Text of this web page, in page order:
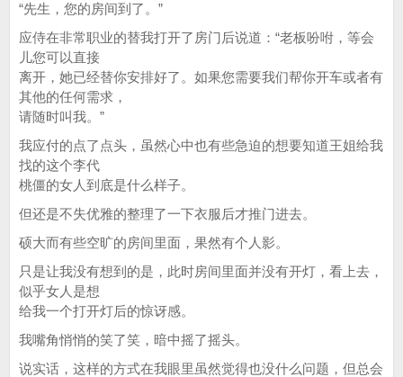
“先生，您的房间到了。”
应侍在非常职业的替我打开了房门后说道：“老板吩咐，等会
儿您可以直接
离开，她已经替你安排好了。如果您需要我们帮你开车或者有
其他的任何需求，
请随时叫我。”
我应付的点了点头，虽然心中也有些急迫的想要知道王姐给我
找的这个李代
桃僵的女人到底是什么样子。
但还是不失优雅的整理了一下衣服后才推门进去。
硕大而有些空旷的房间里面，果然有个人影。
只是让我没有想到的是，此时房间里面并没有开灯，看上去，
似乎女人是想
给我一个打开灯后的惊讶感。
我嘴角悄悄的笑了笑，暗中摇了摇头。
说实话，这样的方式在我眼里虽然觉得也没什么问题，但总会